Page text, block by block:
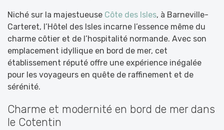
Niché sur la majestueuse Côte des Isles, à Barneville-
Carteret, l’Hôtel des Isles incarne l’essence même du
charme côtier et de l’hospitalité normande. Avec son
emplacement idyllique en bord de mer, cet
établissement réputé offre une expérience inégalée
pour les voyageurs en quête de raffinement et de
sérénité.
Charme et modernité en bord de mer dans
le Cotentin